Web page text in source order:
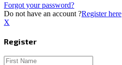
Forgot your password?
Do not have an account ?Register here
X
Register